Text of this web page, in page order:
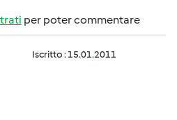
per poter commentare
Iscritto : 15.01.2011